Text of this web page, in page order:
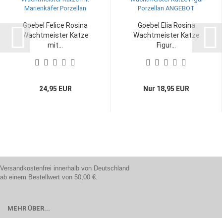
Goebel Felice Rosina
Wachtmeister Katze
mit...
24,95 EUR
Goebel Elia Rosina
Wachtmeister Katze
Figur...
Nur 18,95 EUR
Versandkostenfrei innerhalb von Deutschland
ab einem Bestellwert von 50,00 €.
MEHR ÜBER...